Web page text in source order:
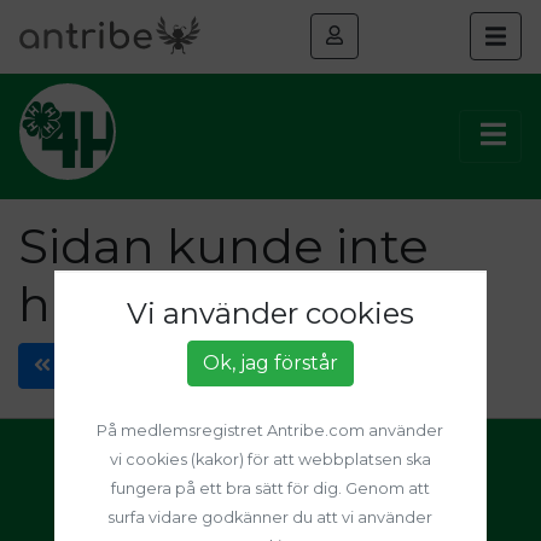
Sidan kunde inte
hittas
Föregående sida
Sveriges 4H
info@4h.se
Vi använder cookies
Ok, jag förstår
På medlemsregistret Antribe.com använder
vi cookies (kakor) för att webbplatsen ska
fungera på ett bra sätt för dig. Genom att
surfa vidare godkänner du att vi använder